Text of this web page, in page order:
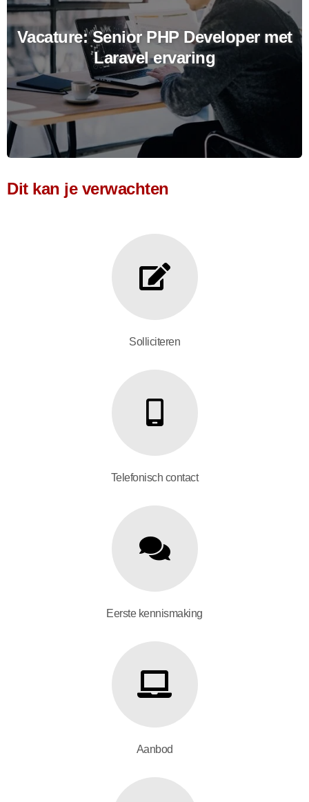
Vacature: Senior PHP Developer met
Laravel ervaring
Dit kan je verwachten
Solliciteren
Telefonisch contact
Eerste kennismaking
Aanbod